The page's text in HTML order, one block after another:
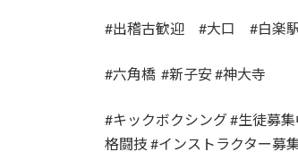
#出稽古歓迎 #大口 #白楽
#六角橋 #新子安 #神大寺
#キックボクシング #生徒募
格闘技 #インストラクター